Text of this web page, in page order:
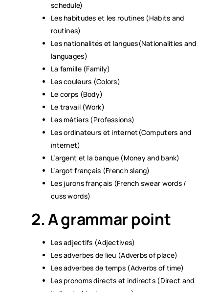
schedule)
Les habitudes et les routines (Habits and
routines)
Les nationalités et langues(Nationalities and
languages)
La famille (Family)
Les couleurs (Colors)
Le corps (Body)
Le travail (Work)
Les métiers (Professions)
Les ordinateurs et internet(Computers and
internet)
L’argent et la banque (Money and bank)
L’argot français (French slang)
Les jurons français (French swear words /
cuss words)
2. A grammar point
Les adjectifs (Adjectives)
Les adverbes de lieu (Adverbs of place)
Les adverbes de temps (Adverbs of time)
Les pronoms directs et indirects (Direct and